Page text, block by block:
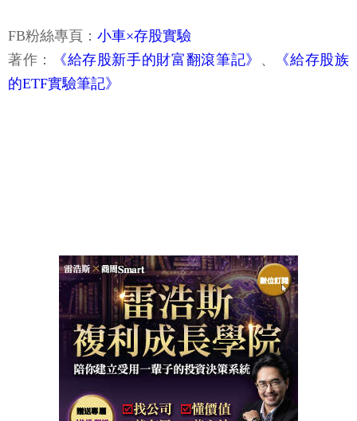
FB粉絲專頁： 小車×存股實驗
著作：
《給存股新手的財富翻滾筆記》 、
《給存股族
的ETF實驗筆記》